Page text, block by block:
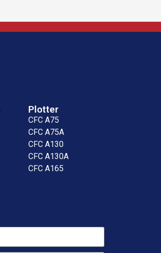
Plotter
CFC A75
CFC A75A
CFC A130
CFC A130A
CFC A165